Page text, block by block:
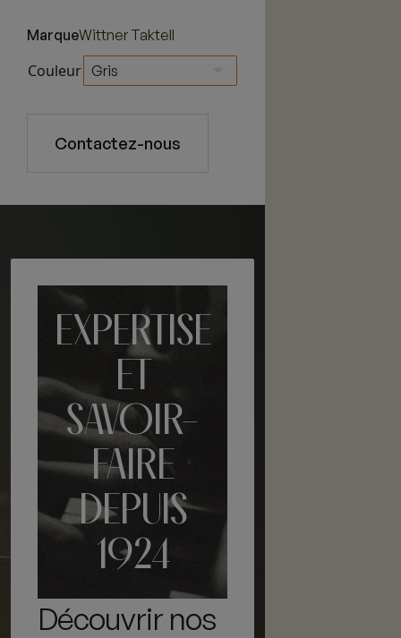
MarqueWittner Taktell
Couleur
Contactez-nous
EXPERTISE
ET
SAVOIR-
FAIRE
DEPUIS
1924
Découvrir nos